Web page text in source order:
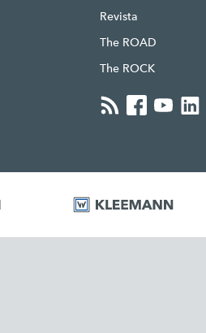
Revista
The ROAD
The ROCK